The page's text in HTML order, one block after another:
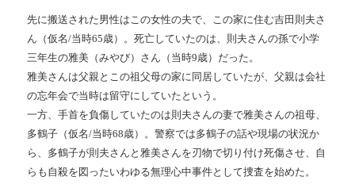
先に搬送された男性はこの女性の夫で、この家に住む吉田則夫さ
ん（仮名/当時65歳）。死亡していたのは、則夫さんの孫で小学
三年生の雅美（みやび）さん（当時9歳）だった。
雅美さんは父親とこの祖父母の家に同居していたが、父親は会社
の忘年会で当時は留守にしていたという。
一方、手首を負傷していたのは則夫さんの妻で雅美さんの祖母、
多鶴子（仮名/当時68歳）。警察では多鶴子の話や現場の状況か
ら、多鶴子が則夫さんと雅美さんを刃物で切り付け死傷させ、自
らも自殺を図ったいわゆる無理心中事件として捜査を始めた。